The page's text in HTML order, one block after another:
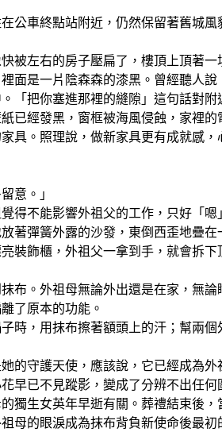
公車終點站附近，仍然保留著舊城
被左右的房子壓扁了，樓頂上頂著
面是一片陰森森的漆黑。曾經聽人
「把你塞進那裡的縫隙」這句話對附
已經發黑，窗框被海風侵蝕，家裡
具。照理說，做新家具更有成就感
意。」
得不能影響外祖父的工作，只好「嗯
著彈簧外露的沙發，東倒西歪地疊
裝飾櫃，外祖父一拿到手，就會拆
布。外祖母無論外出還是在家，無
了原本的功能。
時，用抹布擦著額頭上的汗；幫兩
的守護天使，應該說，它已經成為
早已不見蹤影，變成了分辨不出任
獨生女英年早逝有關。葬禮結束後
母的眼淚成為抹布背負新使命後最